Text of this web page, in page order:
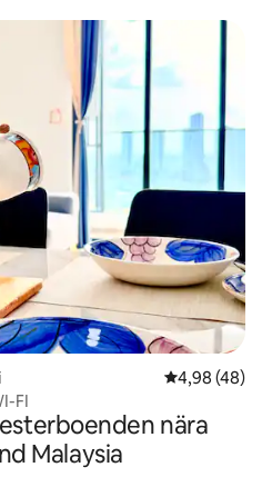
4,98 av 5 i
4,98 (48)
FI
nära
Malaysia